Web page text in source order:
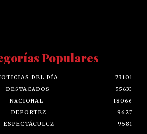
Populares
DEL DÍA
73101
DESTACADOS
55633
NACIONAL
18066
DEPORTEZ
9627
ESPECTÁCULOZ
9581